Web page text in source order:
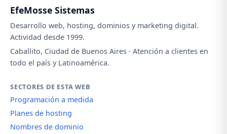
EfeMosse Sistemas
Desarrollo web, hosting, dominios y marketing digital.
Actividad desde 1999.
Caballito, Ciudad de Buenos Aires · Atención a clientes en
todo el país y Latinoamérica.
SECTORES DE ESTA WEB
Programación a medida
Planes de hosting
Nombres de dominio